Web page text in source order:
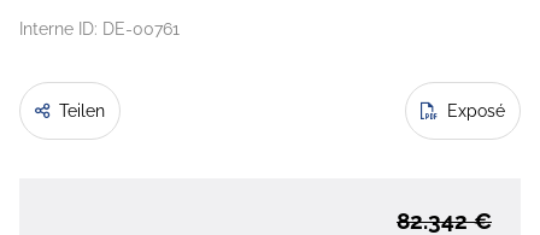
Interne ID: DE-00761
Teilen Exposé
82.342 €